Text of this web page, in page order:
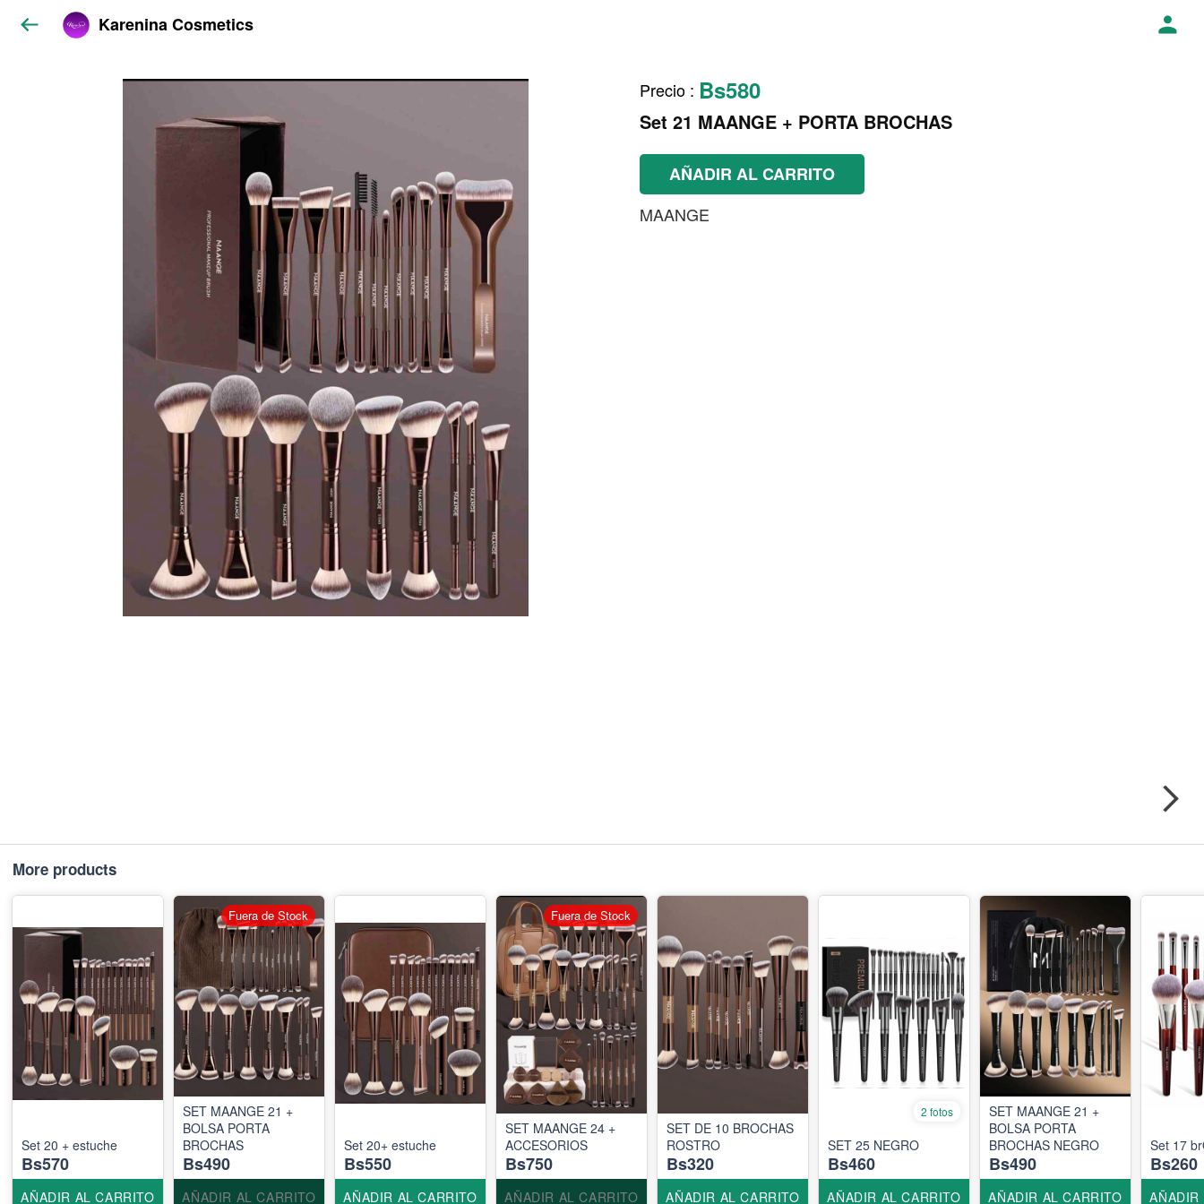
Karenina Cosmetics
Precio : Bs580
Set 21 MAANGE + PORTA BROCHAS
AÑADIR AL CARRITO
MAANGE
More products
Set 20 + estuche
Bs570
AÑADIR AL CARRITO
SET MAANGE 21 +
BOLSA PORTA
BROCHAS
Bs490
AÑADIR AL CARRITO
Fuera de Stock
Set 20+ estuche
Bs550
AÑADIR AL CARRITO
SET MAANGE 24 +
ACCESORIOS
Bs750
AÑADIR AL CARRITO
Fuera de Stock
SET DE 10 BROCHAS
ROSTRO
Bs320
AÑADIR AL CARRITO
2 fotos
SET 25 NEGRO
Bs460
AÑADIR AL CARRITO
SET MAANGE 21 +
BOLSA PORTA
BROCHAS NEGRO
Bs490
AÑADIR AL CARRITO
Set 17
Bs260
AÑADIR